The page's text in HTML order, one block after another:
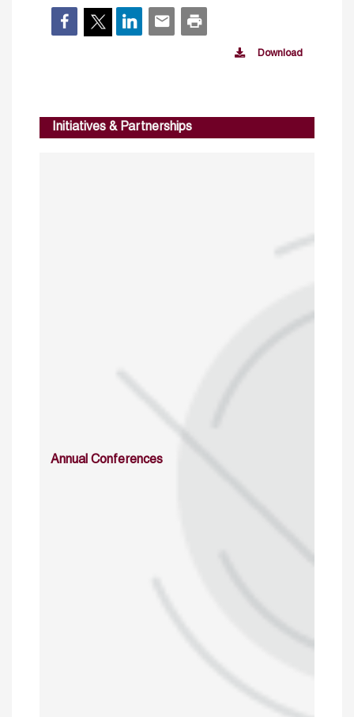
Download
Initiatives & Partnerships
Annual Conferences